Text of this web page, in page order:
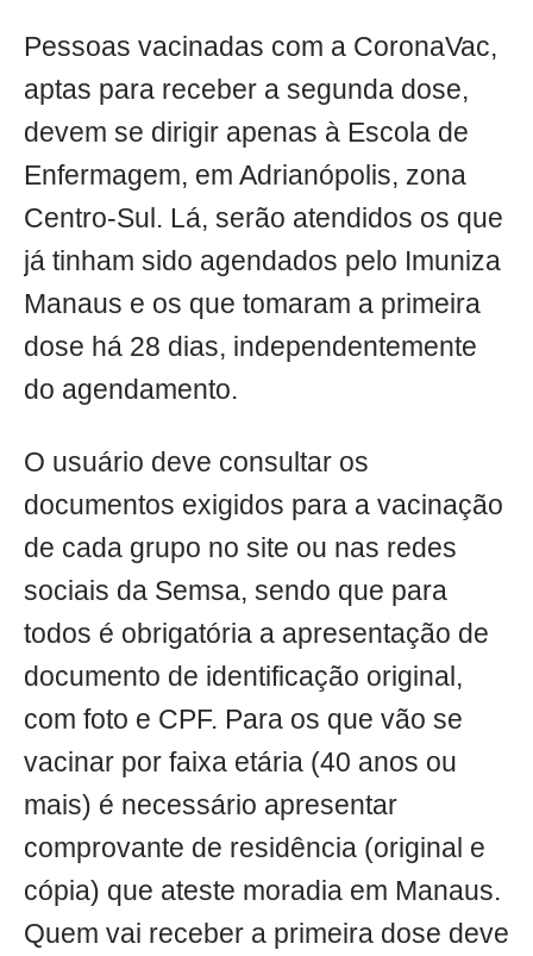
Pessoas vacinadas com a CoronaVac,
aptas para receber a segunda dose,
devem se dirigir apenas à Escola de
Enfermagem, em Adrianópolis, zona
Centro-Sul. Lá, serão atendidos os que
já tinham sido agendados pelo Imuniza
Manaus e os que tomaram a primeira
dose há 28 dias, independentemente
do agendamento.
O usuário deve consultar os
documentos exigidos para a vacinação
de cada grupo no site ou nas redes
sociais da Semsa, sendo que para
todos é obrigatória a apresentação de
documento de identificação original,
com foto e CPF. Para os que vão se
vacinar por faixa etária (40 anos ou
mais) é necessário apresentar
comprovante de residência (original e
cópia) que ateste moradia em Manaus.
Quem vai receber a primeira dose deve